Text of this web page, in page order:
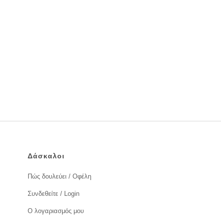
Δάσκαλοι
Πώς δουλεύει / Οφέλη
Συνδεθείτε / Login
Ο λογαριασμός μου